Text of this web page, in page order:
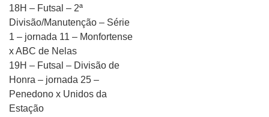
18H – Futsal – 2ª
Divisão/Manutenção – Série
1 – jornada 11 – Monfortense
x ABC de Nelas
19H – Futsal – Divisão de
Honra – jornada 25 –
Penedono x Unidos da
Estação